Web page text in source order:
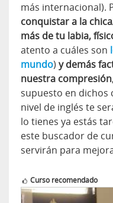
más internacional).
conquistar a la
más de tu labia,
atento a cuáles son
mundo) y demás
nuestra compresión
supuesto en dichos
nivel de inglés te
lo tienes ya estás
este buscador de
servirán para
Curso recomendado